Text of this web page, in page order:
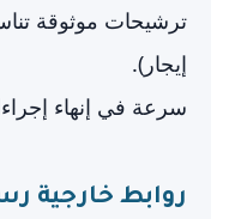
ترشيحات موثوقة
إيجار).
سرعة في إنهاء
روابط خارجية